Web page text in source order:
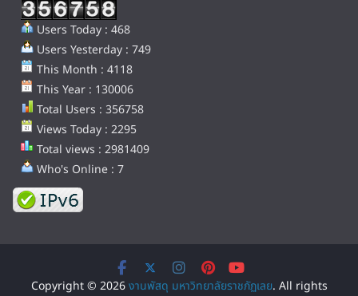
Users Today : 468
Users Yesterday : 749
This Month : 4118
This Year : 130006
Total Users : 356758
Views Today : 2295
Total views : 2981409
Who's Online : 7
Copyright © 2026งานพัสดุ มหาวิทยาลัยราชภัฏเลย. All rights